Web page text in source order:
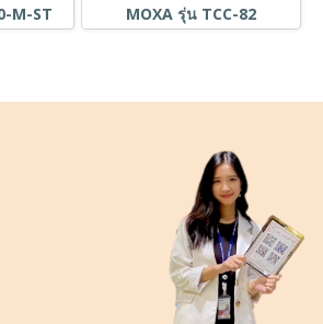
M-ST MOXA รุ่น TCC-82